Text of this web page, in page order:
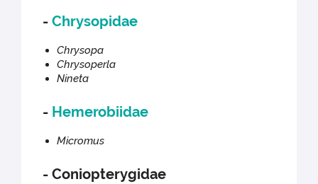
-Chrysopidae
Chrysopa
Chrysoperla
Nineta
- Hemerobiidae
Micromus
- Coniopterygidae